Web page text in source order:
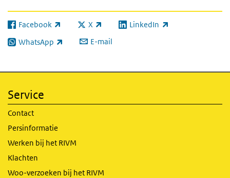
Facebook
(externe link) X
(externe link) LinkedIn
(externe link)
WhatsApp
(externe link) E-mail
Service
Contact
Persinformatie
Werken bij het RIVM
Klachten
Woo-verzoeken bij het RIVM